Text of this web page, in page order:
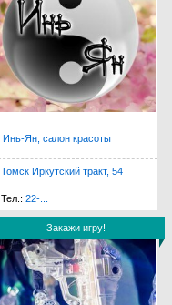
Инь-Ян, салон красоты
Томск Иркутский тракт, 54
Тел.: 22-...
Закажи игру!
Закажи игру!